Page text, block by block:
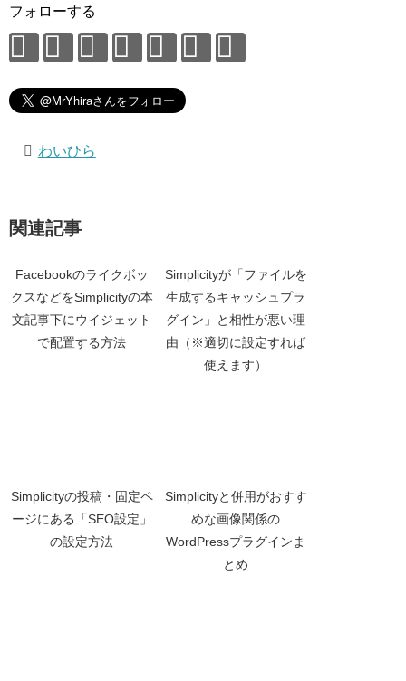
フォローする
わいひら
関連記事
Facebookのライクボッ
クスなどをSimplicityの本
文記事下にウイジェット
で配置する方法
Simplicityが「ファイルを
生成するキャッシュプラ
グイン」と相性が悪い理
由（※適切に設定すれば
使えます）
Simplicityの投稿・固定ペ
ージにある「SEO設定」
の設定方法
Simplicityと併用がおすす
めな画像関係の
WordPressプラグインま
とめ